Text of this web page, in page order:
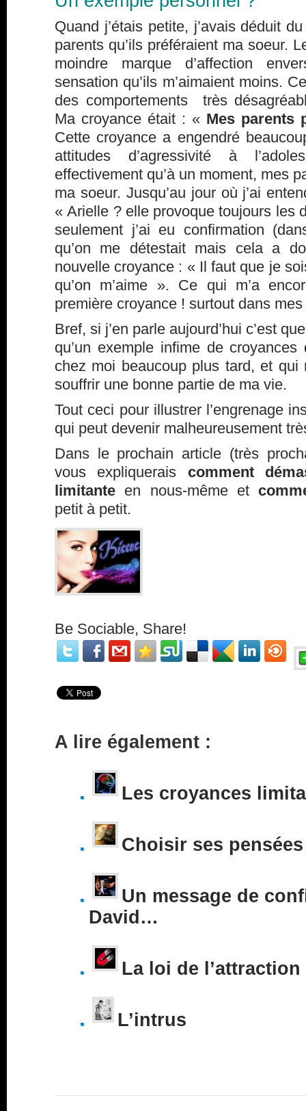
Quand j’étais petite, j’avais déduit
parents qu’ils préféraient ma soeur.
moindre marque d’affection
sensation qu’ils m’aimaient moins.
des comportements très
Ma croyance était : « Mes parents
Cette croyance a engendré
attitudes d’agressivité à
effectivement qu’à un moment, mes
ma soeur. Jusqu’au jour où j’ai
« Arielle ? elle provoque toujours les
seulement j’ai eu confirmation
qu’on me détestait mais cela a
nouvelle croyance : « Il faut que je
qu’on m’aime ». Ce qui m’a
première croyance ! surtout dans
Bref, si j’en parle aujourd’hui c’est
qu’un exemple infime de croyances
chez moi beaucoup plus tard, et qui
souffrir une bonne partie de ma vie.
Tout ceci pour illustrer l’engrenage
qui peut devenir malheureusement
Dans le prochain article (très
vous expliquerais comment
limitante en nous-même et
petit à petit.
Be Sociable, Share!
A lire également :
Les croyances
Choisir ses pensées
Un message de
David…
La loi de l’attraction
L’intrus